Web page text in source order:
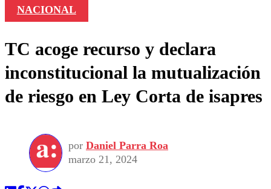
NACIONAL
TC acoge recurso y declara
inconstitucional la mutualización
de riesgo en Ley Corta de isapres
por Daniel Parra Roa
marzo 21, 2024